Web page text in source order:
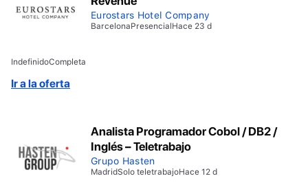
Eurostars Hotel Company
BarcelonaPresencialHace 23 d
IndefinidoCompleta
Ir a la oferta
Analista Programador Cobol / DB2 /
Inglés – Teletrabajo
Grupo Hasten
MadridSolo teletrabajoHace 12 d